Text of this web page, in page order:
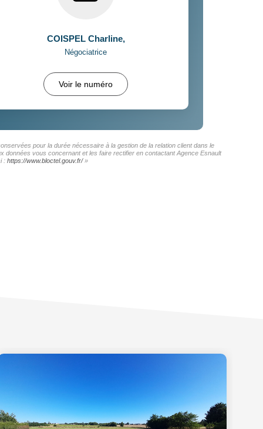
COISPEL Charline,
Négociatrice
Voir le numéro
pour la durée nécessaire à la gestion de la relation client dans le
vous concernant et les faire rectifier en contactant Agence Esnault
: https://www.bloctel.gouv.fr/»